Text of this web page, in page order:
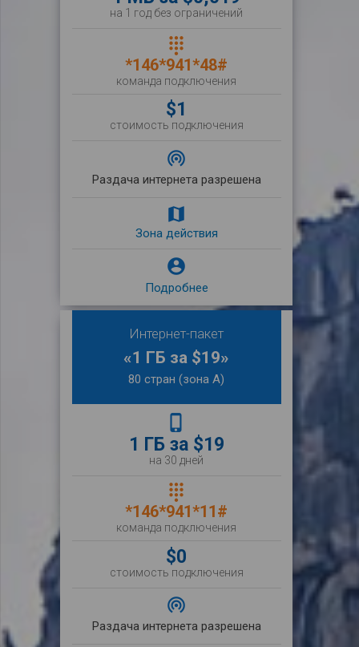
на 1 год без ограничений
dialpad
*146*941*48#
команда подключения
$1
стоимость подключения
wifi_tethering
Раздача интернета разрешена
map
Зона действия

Подробнее
Интернет-пакет
«1 ГБ за $19»
80 стран (зона А)
phone_iphone
1 ГБ за $19
на 30 дней
dialpad
*146*941*11#
команда подключения
$0
стоимость подключения
wifi_tethering
Раздача интернета разрешена